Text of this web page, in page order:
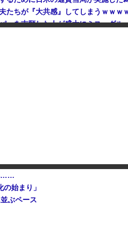
たちが『大共感』してしまうｗｗｗ
……
始まり」
ぶペース